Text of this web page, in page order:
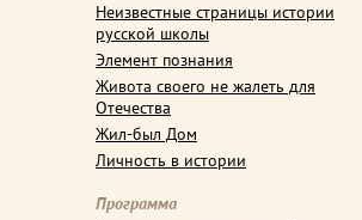
Неизвестные страницы истории
русской школы
Элемент познания
Живота своего не жалеть для
Отечества
Жил-был Дом
Личность в истории
Программа